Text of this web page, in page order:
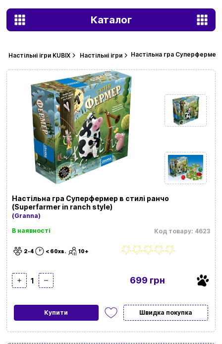
Каталог
Настільні ігри KUBIX Настільні ігри Настільна гра Суперфермер
Настільна гра Суперфермер в стилі ранчо
(Superfarmer in ranch style)
(Granna)
Код товару: 4623
В наявності
2-4 < 60хв. 10+
699 грн
1
Купити Швидка покупка